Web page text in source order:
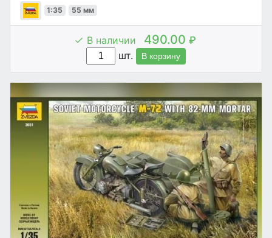
1:35 55 мм
В наличии 490.00 ₽
шт.
В корзину